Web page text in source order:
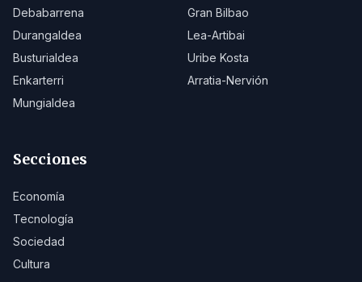
Debabarrena
Gran Bilbao
Durangaldea
Lea-Artibai
Busturialdea
Uribe Kosta
Enkarterri
Arratia-Nervión
Mungialdea
Secciones
Economía
Tecnología
Sociedad
Cultura